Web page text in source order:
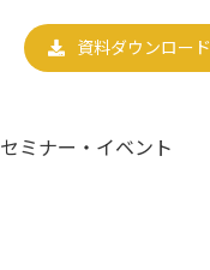
資料ダウンロード
セミナー・イベント